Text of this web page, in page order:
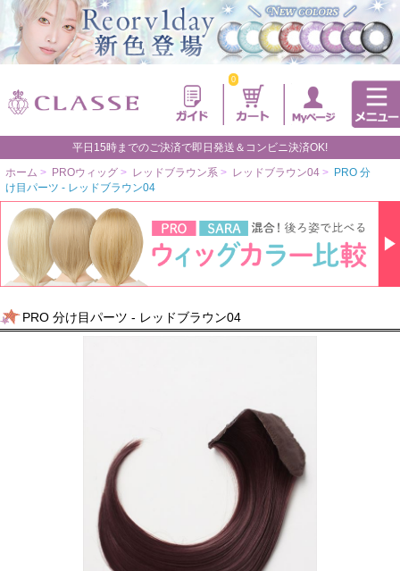
0
平日15時までのご決済で即日発送＆コンビニ決済OK!
ホーム > PROウィッグ > レッドブラウン系 > レッドブラウン04 > PRO 分
け目パーツ - レッドブラウン04
PRO 分け目パーツ - レッドブラウン04